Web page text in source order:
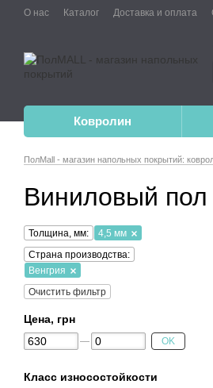
О нас Каталог Доставка и оплата
Ковролин
ПолMall - магазин напольных покрытий:
Виниловый
Толщина, мм:
4,5 мм
Страна производства:
Венгрия
Очистить фильтр
Цена, грн
OK
Класс износостойкости